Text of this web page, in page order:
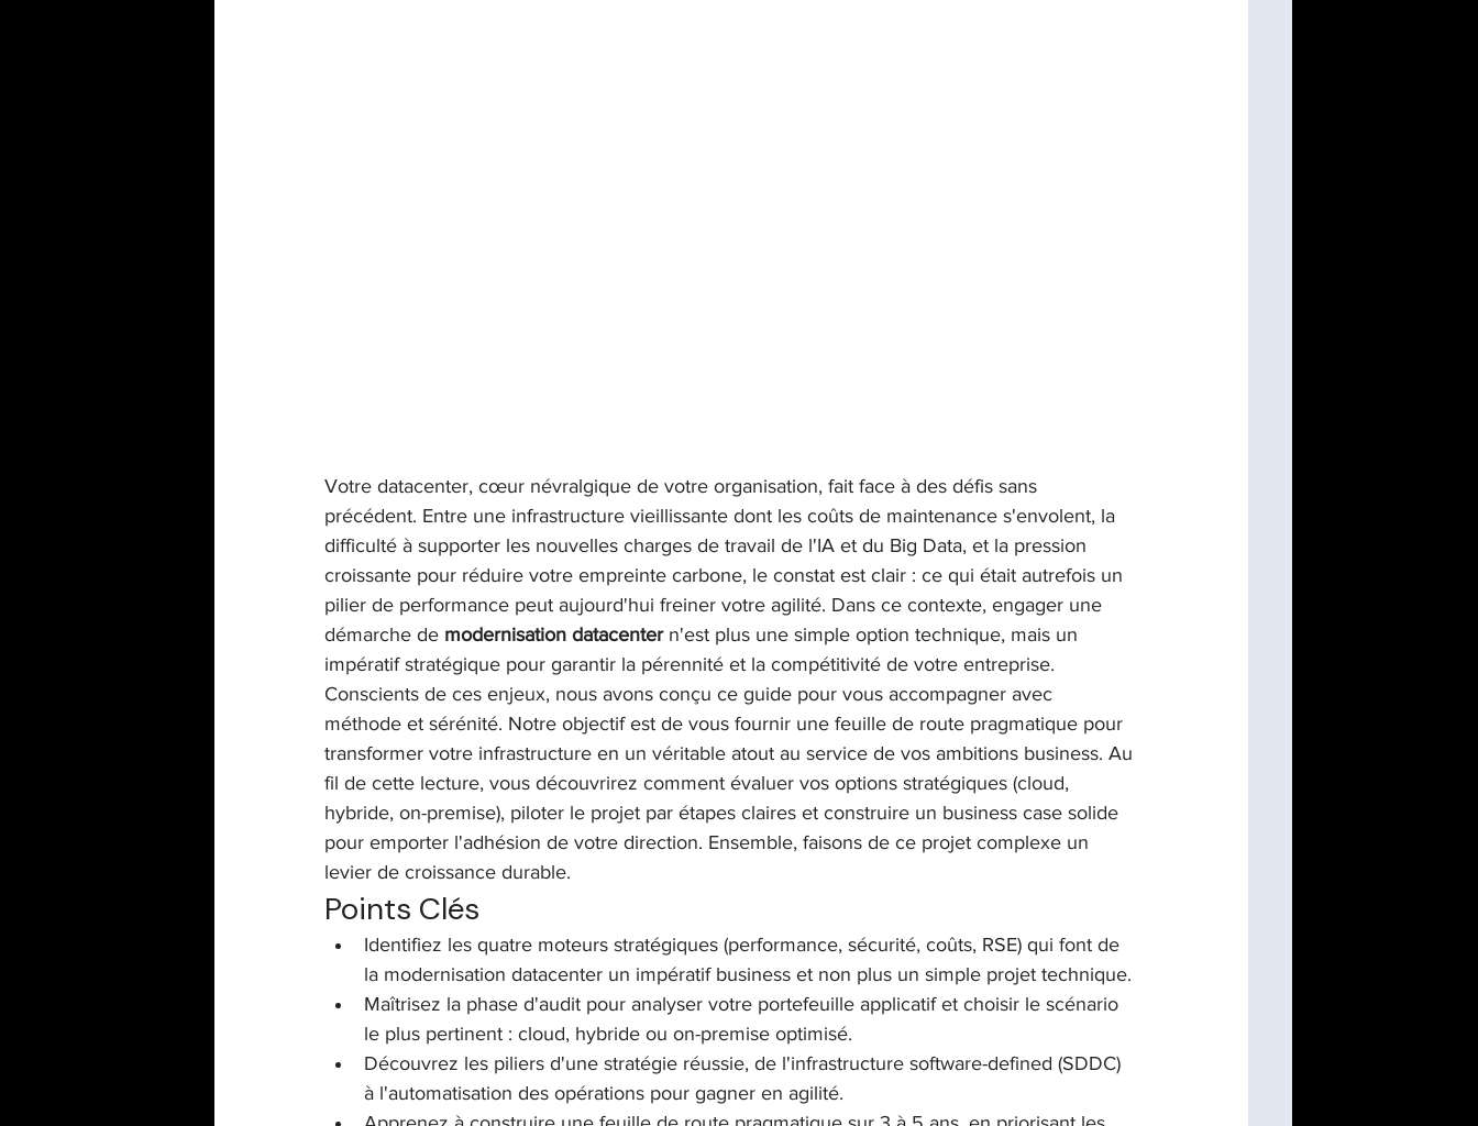
Votre datacenter, cœur névralgique de votre organisation, fait face à des défis sans
précédent. Entre une infrastructure vieillissante dont les coûts de maintenance s'envolent, la
difficulté à supporter les nouvelles charges de travail de l'IA et du Big Data, et la pression
croissante pour réduire votre empreinte carbone, le constat est clair : ce qui était autrefois un
pilier de performance peut aujourd'hui freiner votre agilité. Dans ce contexte, engager une
démarche de modernisation datacenter n'est plus une simple option technique, mais un
impératif stratégique pour garantir la pérennité et la compétitivité de votre entreprise.
Conscients de ces enjeux, nous avons conçu ce guide pour vous accompagner avec
méthode et sérénité. Notre objectif est de vous fournir une feuille de route pragmatique pour
transformer votre infrastructure en un véritable atout au service de vos ambitions business. Au
fil de cette lecture, vous découvrirez comment évaluer vos options stratégiques (cloud,
hybride, on-premise), piloter le projet par étapes claires et construire un business case solide
pour emporter l'adhésion de votre direction. Ensemble, faisons de ce projet complexe un
levier de croissance durable.
Points Clés
Identifiez les quatre moteurs stratégiques (performance, sécurité, coûts, RSE) qui font de
la modernisation datacenter un impératif business et non plus un simple projet technique.
Maîtrisez la phase d'audit pour analyser votre portefeuille applicatif et choisir le scénario
le plus pertinent : cloud, hybride ou on-premise optimisé.
Découvrez les piliers d'une stratégie réussie, de l'infrastructure software-defined (SDDC)
à l'automatisation des opérations pour gagner en agilité.